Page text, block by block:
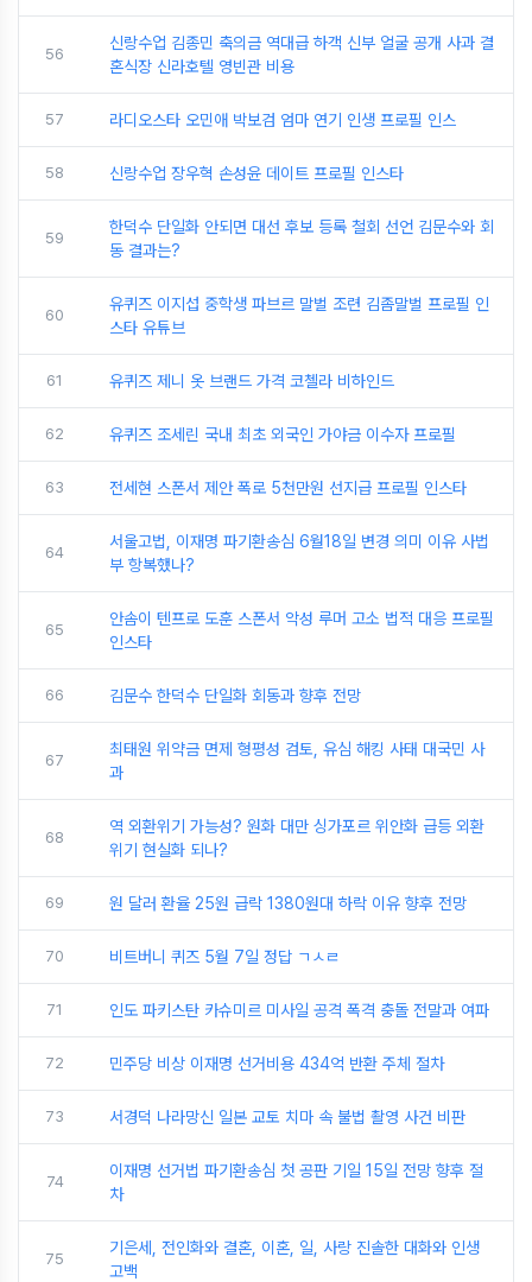
56
신랑수업 김종민 축의금 역대급 하객 신부 얼굴 공개 사과 결
혼식장 신라호텔 영빈관 비용
57 라디오스타 오민애 박보검 엄마 연기 인생 프로필 인스
58 신랑수업 장우혁 손성윤 데이트 프로필 인스타
59
한덕수 단일화 안되면 대선 후보 등록 철회 선언 김문수와 회
동 결과는?
60
유퀴즈 이지섭 중학생 파브르 말벌 조련 김좀말벌 프로필 인
스타 유튜브
61 유퀴즈 제니 옷 브랜드 가격 코첼라 비하인드
62 유퀴즈 조세린 국내 최초 외국인 가야금 이수자 프로필
63 전세현 스폰서 제안 폭로 5천만원 선지급 프로필 인스타
64
서울고법, 이재명 파기환송심 6월18일 변경 의미 이유 사법
부 항복했나?
65
안솜이 텐프로 도훈 스폰서 악성 루머 고소 법적 대응 프로필
인스타
66 김문수 한덕수 단일화 회동과 향후 전망
67
최태원 위약금 면제 형평성 검토, 유심 해킹 사태 대국민 사
과
68
역 외환위기 가능성? 원화 대만 싱가포르 위안화 급등 외환
위기 현실화 되나?
69 원 달러 환율 25원 급락 1380원대 하락 이유 향후 전망
70 비트버니 퀴즈 5월 7일 정답 ㄱㅅㄹ
71 인도 파키스탄 카슈미르 미사일 공격 폭격 충돌 전말과 여파
72 민주당 비상 이재명 선거비용 434억 반환 주체 절차
73 서경덕 나라망신 일본 교토 치마 속 불법 촬영 사건 비판
74
이재명 선거법 파기환송심 첫 공판 기일 15일 전망 향후 절
차
75
기은세, 전인화와 결혼, 이혼, 일, 사랑 진솔한 대화와 인생
고백